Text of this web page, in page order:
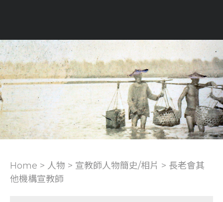
Home > 人物 > 宣教師人物簡史/相片 > 長老會其
他機構宣教師